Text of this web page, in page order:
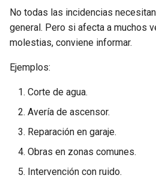
No todas las incidencias
general. Pero si afecta a muchos
molestias, conviene informar.
Ejemplos:
Corte de agua.
Avería de ascensor.
Reparación en garaje.
Obras en zonas comunes.
Intervención con ruido.